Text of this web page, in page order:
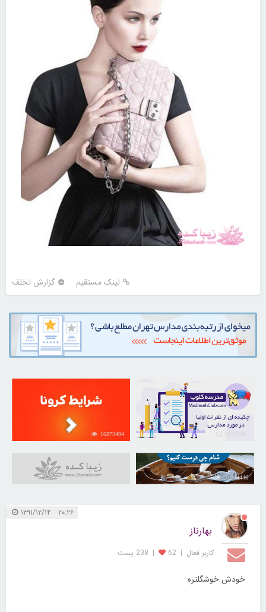
لینک مستقیم گزارش تخلف
16872494
31044446
۲۰:۲۶ ۱۳۹۱/۱۲/۱۴
بهارناز
کاربر فعال |
62
| 238 پست
خودش خوشگلتره